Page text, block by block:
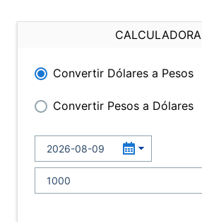
CALCULADORA
Convertir Dólares a Pesos
Convertir Pesos a Dólares